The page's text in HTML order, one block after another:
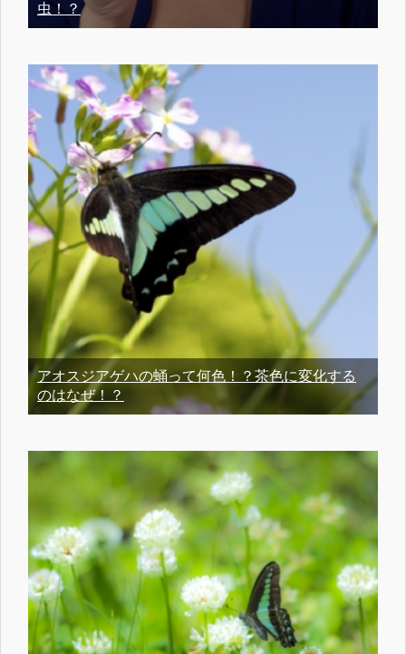
虫！？
アオスジアゲハの蛹って何色！？茶色に変化する
のはなぜ！？